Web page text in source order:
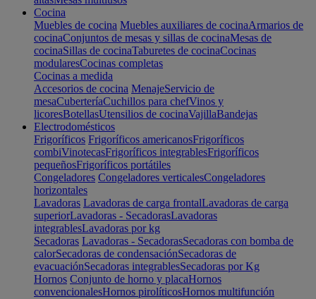
Cocina
Muebles de cocina Muebles auxiliares de cocinaArmarios de
cocinaConjuntos de mesas y sillas de cocinaMesas de
cocinaSillas de cocinaTaburetes de cocinaCocinas
modularesCocinas completas
Cocinas a medida
Accesorios de cocina MenajeServicio de
mesaCuberteríaCuchillos para chefVinos y
licoresBotellasUtensilios de cocinaVajillaBandejas
Electrodomésticos
Frigoríficos Frigoríficos americanosFrigoríficos
combiVinotecasFrigoríficos integrablesFrigoríficos
pequeñosFrigoríficos portátiles
Congeladores Congeladores verticalesCongeladores
horizontales
Lavadoras Lavadoras de carga frontalLavadoras de carga
superiorLavadoras - SecadorasLavadoras
integrablesLavadoras por kg
Secadoras Lavadoras - SecadorasSecadoras con bomba de
calorSecadoras de condensaciónSecadoras de
evacuaciónSecadoras integrablesSecadoras por Kg
Hornos Conjunto de horno y placaHornos
convencionalesHornos pirolíticosHornos multifunción